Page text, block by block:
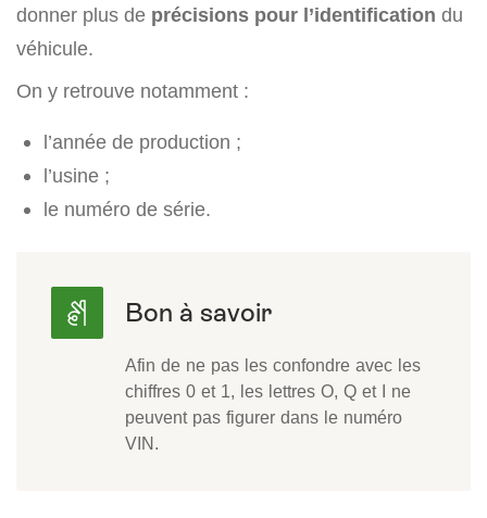
donner plus de précisions pour l’identification du
véhicule.
On y retrouve notamment :
l’année de production ;
l’usine ;
le numéro de série.
Afin de ne pas les confondre avec les
chiffres 0 et 1, les lettres O, Q et I ne
peuvent pas figurer dans le numéro
VIN.